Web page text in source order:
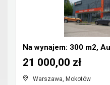
Na wynajem: 300 m2,
Warszawa, Mokotów
21 000,00 zł